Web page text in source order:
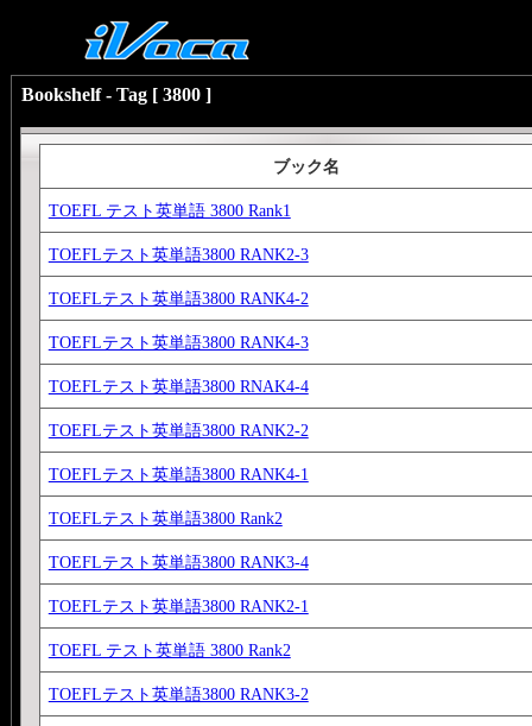
Bookshelf - Tag [ 3800 ]
ブック名
TOEFL テスト英単語 3800 Rank1
TOEFLテスト英単語3800 RANK2-3
TOEFLテスト英単語3800 RANK4-2
TOEFLテスト英単語3800 RANK4-3
TOEFLテスト英単語3800 RNAK4-4
TOEFLテスト英単語3800 RANK2-2
TOEFLテスト英単語3800 RANK4-1
TOEFLテスト英単語3800 Rank2
TOEFLテスト英単語3800 RANK3-4
TOEFLテスト英単語3800 RANK2-1
TOEFL テスト英単語 3800 Rank2
TOEFLテスト英単語3800 RANK3-2